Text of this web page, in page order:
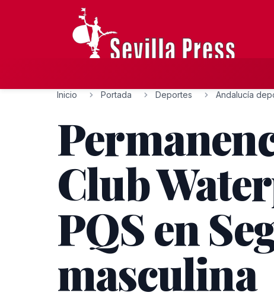
Inicio Portada Deportes Andalucía
Club
PQS en
masculina